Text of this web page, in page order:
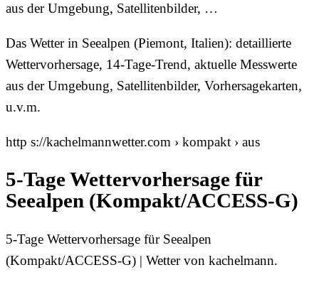
aus der Umgebung, Satellitenbilder, …
Das Wetter in Seealpen (Piemont, Italien): detaillierte
Wettervorhersage, 14-Tage-Trend, aktuelle Messwerte
aus der Umgebung, Satellitenbilder, Vorhersagekarten,
u.v.m.
http s://kachelmannwetter.com › kompakt › aus
5-Tage Wettervorhersage für
Seealpen (Kompakt/ACCESS-G)
5-Tage Wettervorhersage für Seealpen
(Kompakt/ACCESS-G) | Wetter von kachelmann.